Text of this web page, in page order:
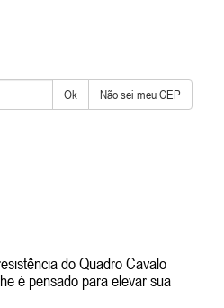
Ok Não sei meu CEP
do Quadro Cavalo
é pensado para elevar sua